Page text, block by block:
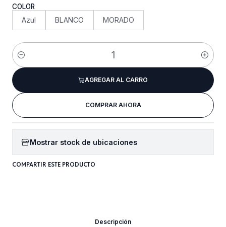
COLOR
Azul BLANCO MORADO
Cantidad
AGREGAR AL CARRO
COMPRAR AHORA
Mostrar stock de ubicaciones
COMPARTIR ESTE PRODUCTO
Descripción